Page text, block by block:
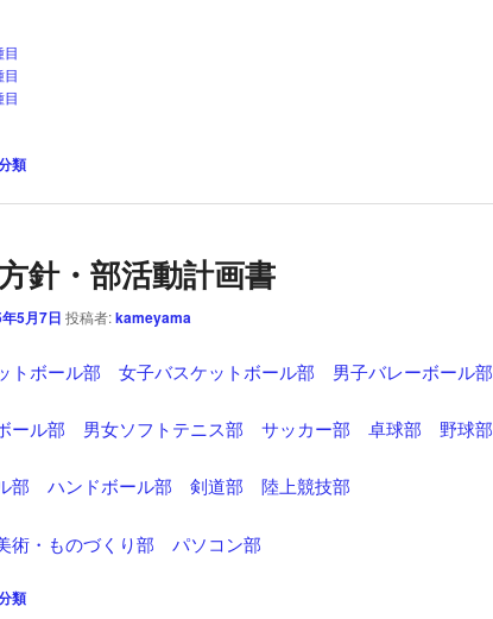
類
針・部活動計画書
5月7日 投稿者:kameyama
トボール部 女子バスケットボール部 男子バレーボール部
ール部 男女ソフトテニス部 サッカー部 卓球部 野球部
部 ハンドボール部 剣道部 陸上競技部
術・ものづくり部 パソコン部
類